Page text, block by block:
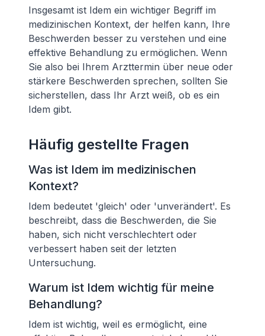
Insgesamt ist Idem ein wichtiger Begriff im
medizinischen Kontext, der helfen kann, Ihre
Beschwerden besser zu verstehen und eine
effektive Behandlung zu ermöglichen. Wenn
Sie also bei Ihrem Arzttermin über neue oder
stärkere Beschwerden sprechen, sollten Sie
sicherstellen, dass Ihr Arzt weiß, ob es ein
Idem gibt.
Häufig gestellte Fragen
Was ist Idem im medizinischen
Kontext?
Idem bedeutet 'gleich' oder 'unverändert'. Es
beschreibt, dass die Beschwerden, die Sie
haben, sich nicht verschlechtert oder
verbessert haben seit der letzten
Untersuchung.
Warum ist Idem wichtig für meine
Behandlung?
Idem ist wichtig, weil es ermöglicht, eine